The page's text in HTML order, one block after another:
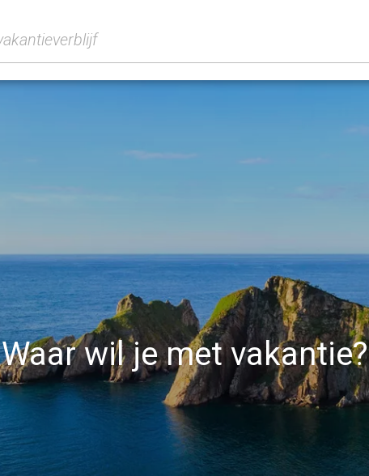
Waar wil je met vakantie?